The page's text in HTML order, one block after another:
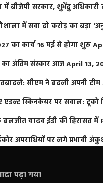
में बीजेपी सरकार, शुभेंदु अधिकारी
में सवा दो करोड़ का बड़ा
का कार्य 16 मई से होगा शुरू
अंतिम संस्कार आजApril 13,
सीएम ने बदली अपनी टीम
एडल्ट स्किनकेयर पर सवाल:
बलजीत यादव ईडी की हिरासत में
अपराधियों पर लगे प्रभावी
पढ़ा गया